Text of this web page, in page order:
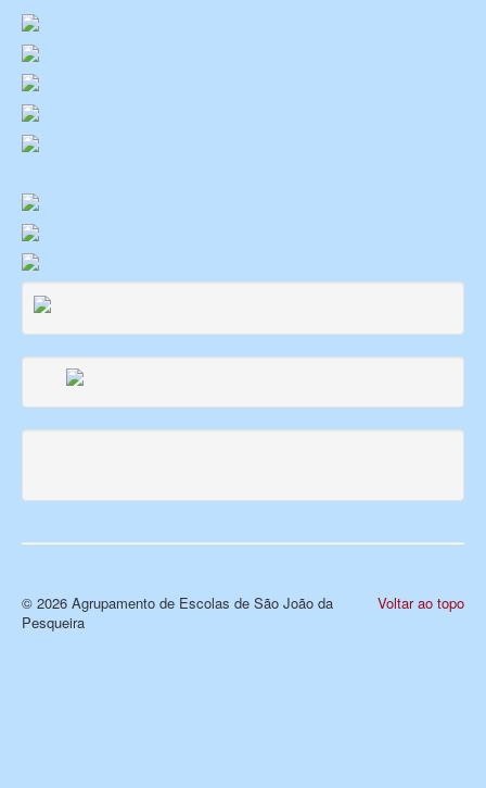
Voltar ao topo
© 2026 Agrupamento de Escolas de São João da
Pesqueira